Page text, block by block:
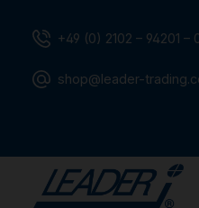
+49 (0) 2102 – 94201 –
shop@leader-